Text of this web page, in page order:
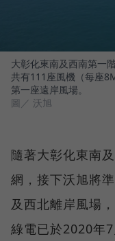
大彰化東南及西南第一
共有111座風機（每座
第一座遠岸風場。
圖／ 沃旭
隨著大彰化東南
網，接下沃旭將
及西北離岸風場
綠電已於2020年